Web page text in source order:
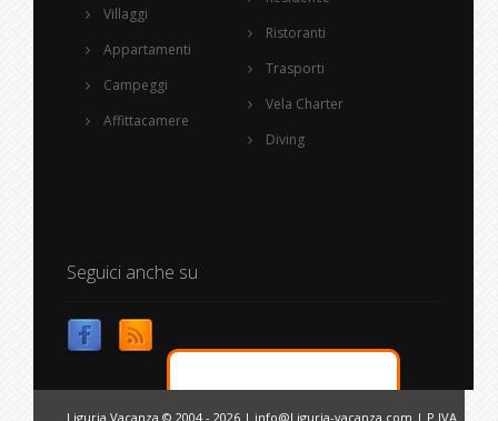
Villaggi
Appartamenti
Campeggi
Affittacamere
Ristoranti
Trasporti
Vela Charter
Diving
Seguici anche su
Liguria Vacanza © 2004 - 2026 | info@Liguria-vacanza.com | P.IVA